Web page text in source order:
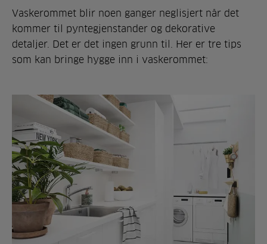
Vaskerommet blir noen ganger neglisjert når det
kommer til pyntegjenstander og dekorative
detaljer. Det er det ingen grunn til. Her er tre tips
som kan bringe hygge inn i vaskerommet: